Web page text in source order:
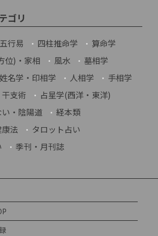
ゴリ
五行易 四柱推命学
算命学
位)・家相
風水
墓相学
姓名学・印相学 人相学
手相学
支術
占星学(西洋・東洋)
・陰陽道
経本類
法
タロット占い
季刊・月刊誌